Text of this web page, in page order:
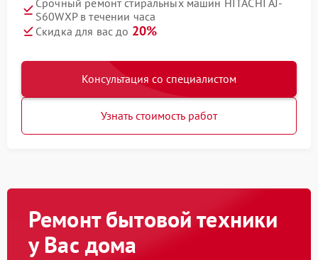
Срочный ремонт стиральных машин HITACHI AJ-
S60WXP в течении часа
Скидка для вас до 20%
Консультация со специалистом
Узнать стоимость работ
Ремонт бытовой техники
у Вас дома